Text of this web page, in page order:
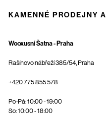
KAMENNÉ PRODEJNY
Wooxusní Šatna - Praha
Rašínovo nábřeží 385/54, Praha
+420 775 855 578
Po-Pá: 10:00 - 19:00
So: 10:00 - 18:00